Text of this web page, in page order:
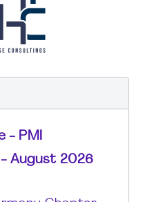
- PMI
August 2026